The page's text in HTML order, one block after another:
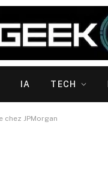
IA TECH
chez JPMorgan